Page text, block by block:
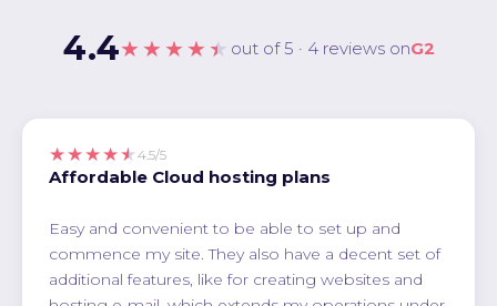
4.4★★★★★ out of 5 · 4 reviews onG2
★★★★★ 4.5/5
Affordable Cloud hosting plans
Easy and convenient to be able to set up and
commence my site. They also have a decent set of
additional features, like for creating websites and